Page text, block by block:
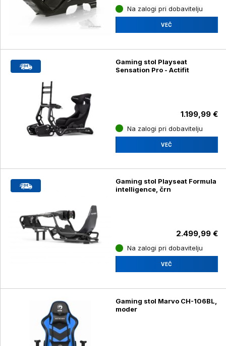
Na zalogi pri dobavitelju
VEČ
Gaming stol Playseat
Sensation Pro - Actifit
1.199,99 €
Na zalogi pri dobavitelju
VEČ
Gaming stol Playseat Formula
intelligence, črn
2.499,99 €
Na zalogi pri dobavitelju
VEČ
Gaming stol Marvo CH-106BL,
moder